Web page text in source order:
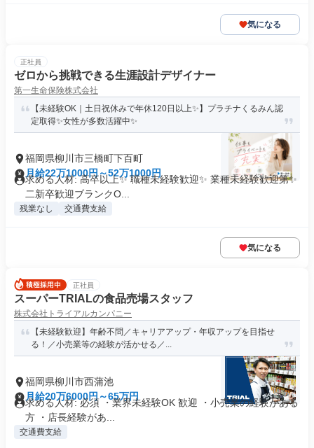
気になる
正社員
ゼロから挑戦できる生涯設計デザイナー
第一生命保険株式会社
【未経験OK｜土日祝休みで年休120日以上✨】プラチナくるみん認
定取得✨女性が多数活躍中✨
福岡県柳川市三橋町下百町
月給22万1000円～52万1000円
求める人材: 高卒以上✨ 職種未経験歓迎✨ 業種未経験歓迎第✨
二新卒歓迎ブランクO...
残業なし 交通費支給
気になる
正社員
スーパーTRIALの食品売場スタッフ
株式会社トライアルカンパニー
【未経験歓迎】年齢不問／キャリアアップ・年収アップを目指せ
る！／小売業等の経験が活かせる／...
福岡県柳川市西蒲池
月給20万6000円～65万円
求める人材: 必須 ・業界未経験OK 歓迎 ・小売業の経験がある
方 ・店長経験があ...
交通費支給